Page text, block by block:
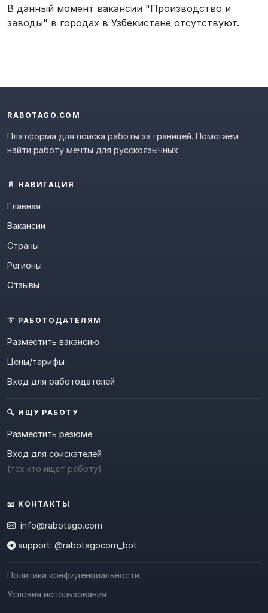
В данный момент вакансии "Производство и
заводы" в городах в Узбекистане отсутствуют.
RABOTAGO.COM
Платформа для поиска работы за границей. Помогаем
найти работу мечты для русскоязычных.
📄 НАВИГАЦИЯ
Главная
Вакансии
Страны
Регионы
Отзывы
👔 РАБОТОДАТЕЛЯМ
Разместить вакансию
Цены/тарифы
Вход для работодателей
🔍 ИЩУ РАБОТУ
Разместить резюме
Вход для соискателей
(тех кто ищет работу)
📧 КОНТАКТЫ
info@rabotago.com
support: @rabotagocom_bot
Политика конфиденциальности
Условия использования